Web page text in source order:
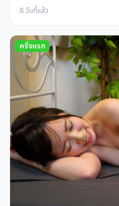
8 วันที่แล้ว
ครั่งแรก